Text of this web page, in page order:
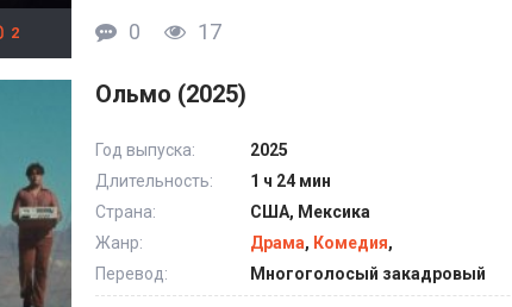
2 0 17
Ольмо (2025)
Год выпуска:
2025
Длительность:
1 ч 24 мин
Страна:
США, Мексика
Жанр:
Драма, Комедия,
Перевод:
Многоголосый закадровый